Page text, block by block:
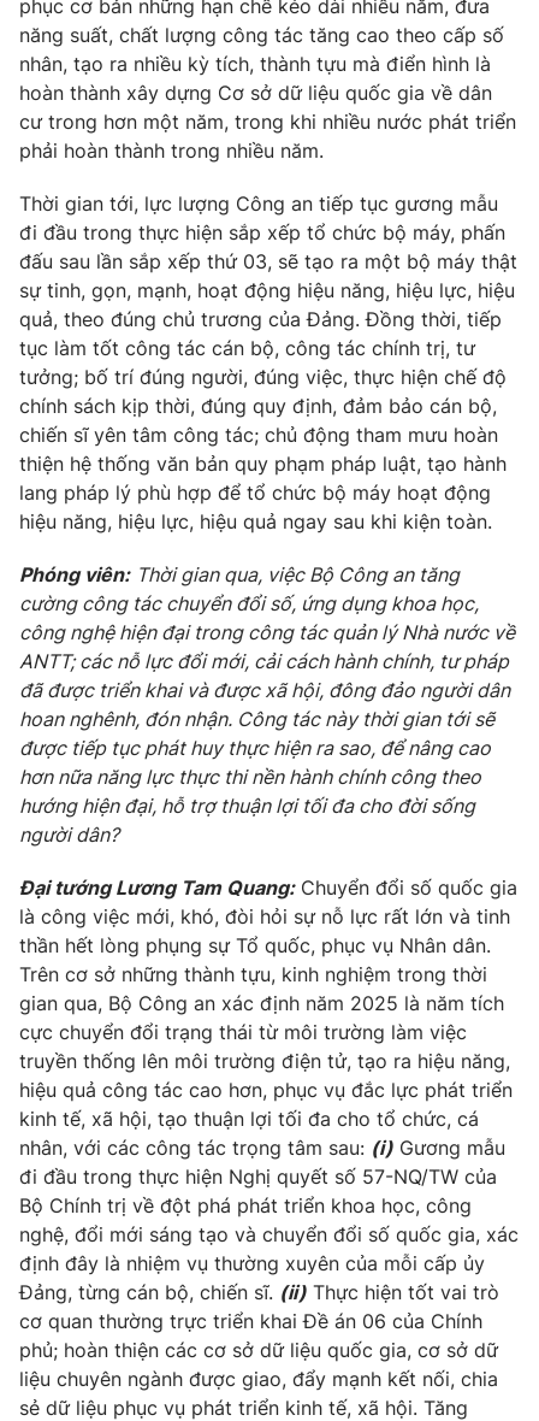
phục cơ bản những hạn chế kéo dài nhiều năm, đưa
năng suất, chất lượng công tác tăng cao theo cấp số
nhân, tạo ra nhiều kỳ tích, thành tựu mà điển hình là
hoàn thành xây dựng Cơ sở dữ liệu quốc gia về dân
cư trong hơn một năm, trong khi nhiều nước phát triển
phải hoàn thành trong nhiều năm.
Thời gian tới, lực lượng Công an tiếp tục gương mẫu
đi đầu trong thực hiện sắp xếp tổ chức bộ máy, phấn
đấu sau lần sắp xếp thứ 03, sẽ tạo ra một bộ máy thật
sự tinh, gọn, mạnh, hoạt động hiệu năng, hiệu lực, hiệu
quả, theo đúng chủ trương của Đảng. Đồng thời, tiếp
tục làm tốt công tác cán bộ, công tác chính trị, tư
tưởng; bố trí đúng người, đúng việc, thực hiện chế độ
chính sách kịp thời, đúng quy định, đảm bảo cán bộ,
chiến sĩ yên tâm công tác; chủ động tham mưu hoàn
thiện hệ thống văn bản quy phạm pháp luật, tạo hành
lang pháp lý phù hợp để tổ chức bộ máy hoạt động
hiệu năng, hiệu lực, hiệu quả ngay sau khi kiện toàn.
Phóng viên: Thời gian qua, việc Bộ Công an tăng
cường công tác chuyển đổi số, ứng dụng khoa học,
công nghệ hiện đại trong công tác quản lý Nhà nước về
ANTT; các nỗ lực đổi mới, cải cách hành chính, tư pháp
đã được triển khai và được xã hội, đông đảo người dân
hoan nghênh, đón nhận. Công tác này thời gian tới sẽ
được tiếp tục phát huy thực hiện ra sao, để nâng cao
hơn nữa năng lực thực thi nền hành chính công theo
hướng hiện đại, hỗ trợ thuận lợi tối đa cho đời sống
người dân?
Đại tướng Lương Tam Quang:Chuyển đổi số quốc gia
là công việc mới, khó, đòi hỏi sự nỗ lực rất lớn và tinh
thần hết lòng phụng sự Tổ quốc, phục vụ Nhân dân.
Trên cơ sở những thành tựu, kinh nghiệm trong thời
gian qua, Bộ Công an xác định năm 2025 là năm tích
cực chuyển đổi trạng thái từ môi trường làm việc
truyền thống lên môi trường điện tử, tạo ra hiệu năng,
hiệu quả công tác cao hơn, phục vụ đắc lực phát triển
kinh tế, xã hội, tạo thuận lợi tối đa cho tổ chức, cá
nhân, với các công tác trọng tâm sau: (i) Gương mẫu
đi đầu trong thực hiện Nghị quyết số 57-NQ/TW của
Bộ Chính trị về đột phá phát triển khoa học, công
nghệ, đổi mới sáng tạo và chuyển đổi số quốc gia, xác
định đây là nhiệm vụ thường xuyên của mỗi cấp ủy
Đảng, từng cán bộ, chiến sĩ. (ii) Thực hiện tốt vai trò
cơ quan thường trực triển khai Đề án 06 của Chính
phủ; hoàn thiện các cơ sở dữ liệu quốc gia, cơ sở dữ
liệu chuyên ngành được giao, đẩy mạnh kết nối, chia
sẻ dữ liệu phục vụ phát triển kinh tế, xã hội. Tăng